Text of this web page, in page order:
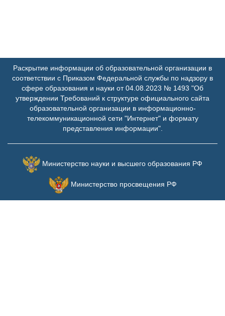
Раскрытие информации об образовательной организации в
соответствии с Приказом Федеральной службы по надзору в
сфере образования и науки от 04.08.2023 № 1493 "Об
утверждении Требований к структуре официального сайта
образовательной организации в информационно-
телекоммуникационной сети "Интернет" и формату
представления информации".
Министерство науки и высшего образования РФ
Министерство просвещения РФ